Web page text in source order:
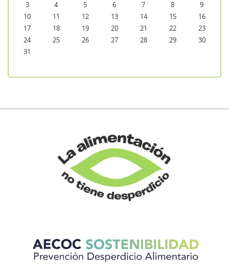
3
4 5 6 7 8
9
10
11 12 13 14 15
16
17
18 19 20 21 22
23
24
25 26 27 28 29
30
31